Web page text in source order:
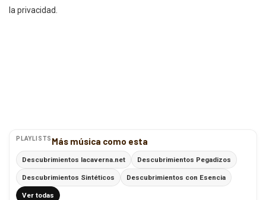
la privacidad.
PLAYLISTS Más música como esta
Descubrimientos lacaverna.net Descubrimientos Pegadizos
Descubrimientos Sintéticos Descubrimientos con Esencia
Ver todas